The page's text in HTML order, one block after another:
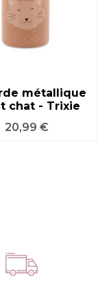
métallique
chat - Trixie
Prix
20,99 €